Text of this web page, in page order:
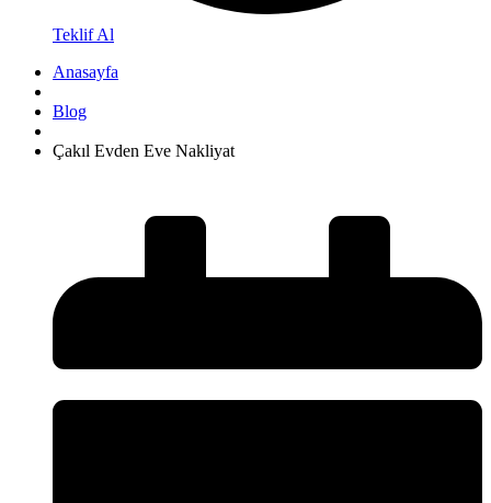
Teklif Al
Anasayfa
Blog
Çakıl Evden Eve Nakliyat